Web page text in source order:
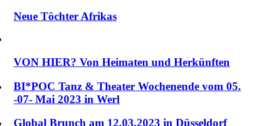
Neue Töchter Afrikas
VON HIER? Von Heimaten und Herkünften
BI*POC Tanz & Theater Wochenende vom 05.
-07- Mai 2023 in Werl
Global Brunch am 12.03.2023 in Düsseldorf